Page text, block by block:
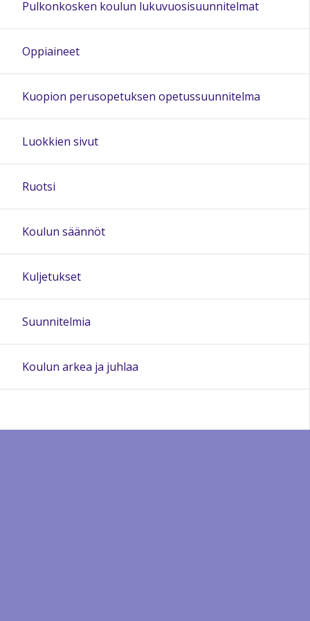
20:00
21:00
Pulkonkosken koulun lukuvuosisuunnitelmat
Oppiaineet
Kuopion perusopetuksen opetussuunnitelma
Luokkien sivut
Ruotsi
Koulun säännöt
Kuljetukset
Suunnitelmia
Koulun arkea ja juhlaa